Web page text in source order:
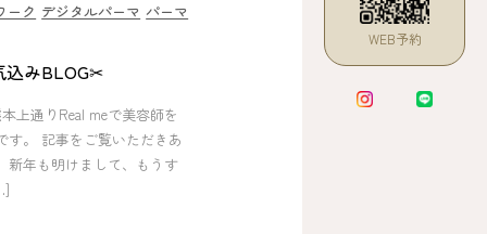
WEB予約
ーク デジタルパーマ パーマ
込みBLOG✂︎
上通りReal meで美容師を
す。 記事をご覧いただきあ
年も明けまして、もうす